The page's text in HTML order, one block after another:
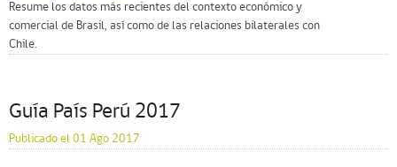
Resume los datos más recientes del contexto económico y
comercial de Brasil, así como de las relaciones bilaterales con
Chile.
Guía País Perú 2017
Publicado el 01 Ago 2017